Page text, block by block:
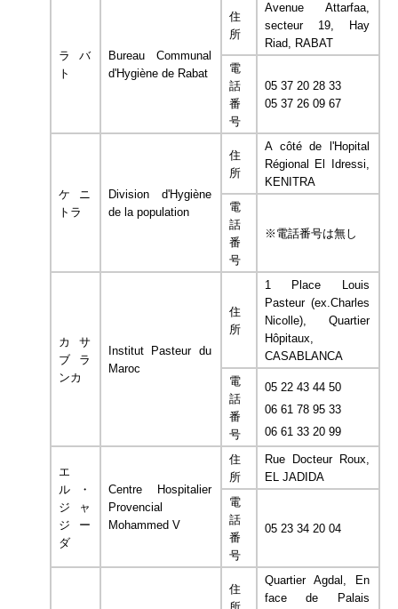
ラバ
ト
Bureau Communal
d'Hygiène de Rabat
住
所
Avenue Attarfaa,
secteur 19, Hay
Riad, RABAT
電
話
番
号
05 37 20 28 33
05 37 26 09 67
ケニ
トラ
Division d'Hygiène
de la population
住
所
A côté de l'Hopital
Régional El Idressi,
KENITRA
電
話
番
号
※電話番号は無し
カサ
ブラ
ンカ
Institut Pasteur du
Maroc
住
所
1 Place Louis
Pasteur (ex.Charles
Nicolle), Quartier
Hôpitaux,
CASABLANCA
電
話
番
号
05 22 43 44 50
06 61 78 95 33
06 61 33 20 99
エ
ル・
ジャ
ジー
ダ
Centre Hospitalier
Provencial
Mohammed V
住
所
Rue Docteur Roux,
EL JADIDA
電
話
番
号
05 23 34 20 04
住
Quartier Agdal, En
face de Palais